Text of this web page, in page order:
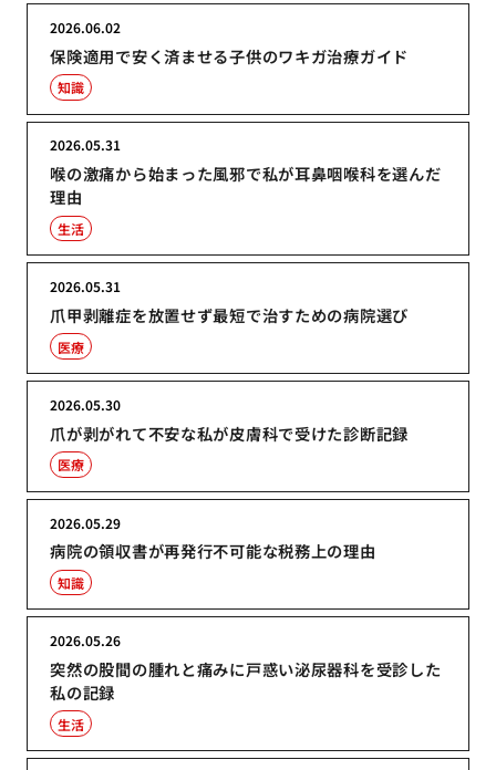
保険適用で安く済ませる子供のワキガ治療ガイド
2026.06.02
知識
喉の激痛から始まった風邪で私が耳鼻咽喉科を選んだ
理由
2026.05.31
生活
爪甲剥離症を放置せず最短で治すための病院選び
2026.05.31
医療
爪が剥がれて不安な私が皮膚科で受けた診断記録
2026.05.30
医療
病院の領収書が再発行不可能な税務上の理由
2026.05.29
知識
突然の股間の腫れと痛みに戸惑い泌尿器科を受診した
私の記録
2026.05.26
生活